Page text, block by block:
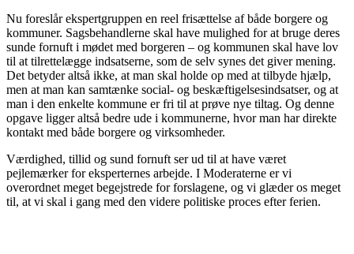
Nu foreslår ekspertgruppen en reel frisættelse af både borgere og
kommuner. Sagsbehandlerne skal have mulighed for at bruge deres
sunde fornuft i mødet med borgeren – og kommunen skal have lov
til at tilrettelægge indsatserne, som de selv synes det giver mening.
Det betyder altså ikke, at man skal holde op med at tilbyde hjælp,
men at man kan samtænke social- og beskæftigelsesindsatser, og at
man i den enkelte kommune er fri til at prøve nye tiltag. Og denne
opgave ligger altså bedre ude i kommunerne, hvor man har direkte
kontakt med både borgere og virksomheder.
Værdighed, tillid og sund fornuft ser ud til at have været
pejlemærker for eksperternes arbejde. I Moderaterne er vi
overordnet meget begejstrede for forslagene, og vi glæder os meget
til, at vi skal i gang med den videre politiske proces efter ferien.